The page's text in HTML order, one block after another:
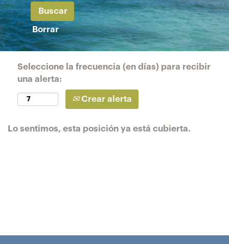
Borrar
Seleccione la frecuencia (en días) para recibir
una alerta:
Crear alerta
Lo sentimos, esta posición ya está cubierta.